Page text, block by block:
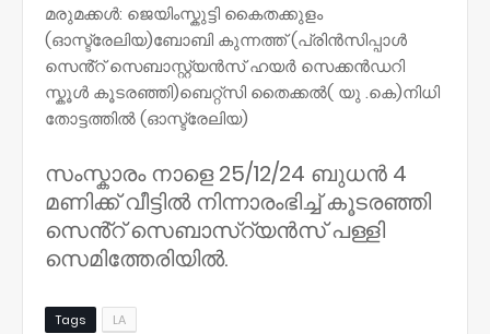
മരുമക്കൾ: ജെയിംസ്കുട്ടി കൈതക്കുളം
(ഓസ്ട്രേലിയ)ബോബി കുന്നത്ത് (പ്രിൻസിപ്പാൾ
സെൻ്റ് സെബാസ്റ്റ്യൻസ് ഹയർ സെക്കൻഡറി
സ്കൂൾ കൂടരഞ്ഞി)ബെറ്റ്സി തൈക്കൽ( യു .കെ)നിധി
തോട്ടത്തിൽ (ഓസ്ട്രേലിയ)
സംസ്കാരം നാളെ 25/12/24 ബുധൻ 4
മണിക്ക് വീട്ടിൽ നിന്നാരംഭിച്ച് കൂടരഞ്ഞി
സെൻ്റ് സെബാസ്റ്യൻസ് പള്ളി
സെമിത്തേരിയിൽ.
Tags LA